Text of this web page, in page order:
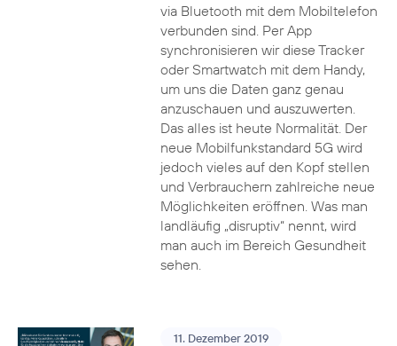
via Bluetooth mit dem Mobiltelefon
verbunden sind. Per App
synchronisieren wir diese Tracker
oder Smartwatch mit dem Handy,
um uns die Daten ganz genau
anzuschauen und auszuwerten.
Das alles ist heute Normalität. Der
neue Mobilfunkstandard 5G wird
jedoch vieles auf den Kopf stellen
und Verbrauchern zahlreiche neue
Möglichkeiten eröffnen. Was man
landläufig „disruptiv“ nennt, wird
man auch im Bereich Gesundheit
sehen.
11. Dezember 2019